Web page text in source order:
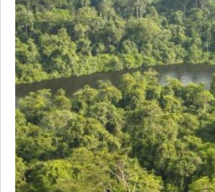
e s
A
p
p
e
b
o
o
k
er l